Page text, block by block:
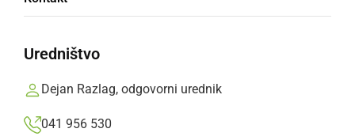
Uredništvo
Dejan Razlag, odgovorni urednik
041 956 530
zaradi presežene vsebnosti ftalatov
nedelja, 8. september 2019 ob 09:45
Popularne rubrike novic